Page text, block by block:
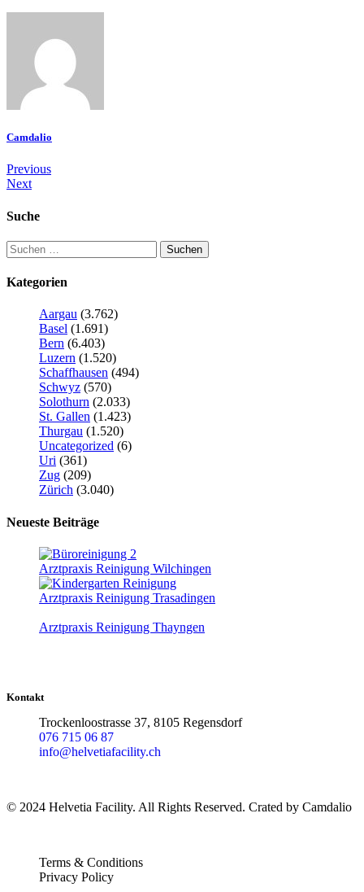
Camdalio
Previous
Next
Suche
Kategorien
Aargau (3.762)
Basel (1.691)
Bern (6.403)
Luzern (1.520)
Schaffhausen (494)
Schwyz (570)
Solothurn (2.033)
St. Gallen (1.423)
Thurgau (1.520)
Uncategorized (6)
Uri (361)
Zug (209)
Zürich (3.040)
Neueste Beiträge
Arztpraxis Reinigung Wilchingen
Arztpraxis Reinigung Trasadingen
Arztpraxis Reinigung Thayngen
Kontakt
Trockenloostrasse 37, 8105 Regensdorf
076 715 06 87
info@helvetiafacility.ch
© 2024 Helvetia Facility. All Rights Reserved. Crated by Camdalio
Terms & Conditions
Privacy Policy